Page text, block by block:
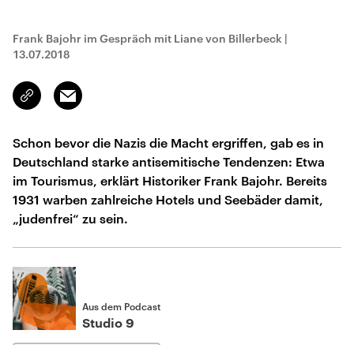
Frank Bajohr im Gespräch mit Liane von Billerbeck |
13.07.2018
Link
kopieren/teilen
Email
Schon bevor die Nazis die Macht ergriffen, gab es in
Deutschland starke antisemitische Tendenzen: Etwa
im Tourismus, erklärt Historiker Frank Bajohr. Bereits
1931 warben zahlreiche Hotels und Seebäder damit,
„judenfrei“ zu sein.
Aus dem Podcast
Studio 9